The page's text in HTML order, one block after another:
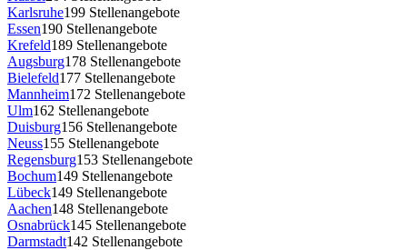
Karlsruhe199 Stellenangebote
Essen190 Stellenangebote
Krefeld189 Stellenangebote
Augsburg178 Stellenangebote
Bielefeld177 Stellenangebote
Mannheim172 Stellenangebote
Ulm162 Stellenangebote
Duisburg156 Stellenangebote
Neuss155 Stellenangebote
Regensburg153 Stellenangebote
Bochum149 Stellenangebote
Lübeck149 Stellenangebote
Aachen148 Stellenangebote
Osnabrück145 Stellenangebote
Darmstadt142 Stellenangebote